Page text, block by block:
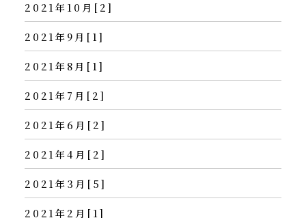
2021年10月[2]
2021年9月[1]
2021年8月[1]
2021年7月[2]
2021年6月[2]
2021年4月[2]
2021年3月[5]
2021年2月[1]